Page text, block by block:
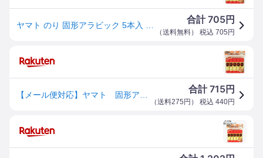
合計705円
（送料無料） 税込 705 円
合計715円
（送料275円 ） 税込 440円